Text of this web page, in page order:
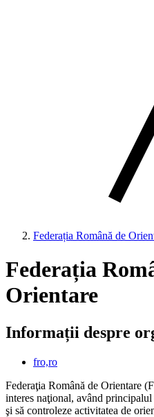
Federația Română de
Federația
Orientare
Informații despre
fro,ro
Federaţia Română de Orientare
interes naţional, având
şi să controleze activitatea de